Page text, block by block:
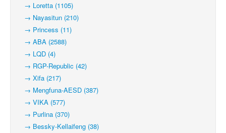
→ Loretta (1105)
→ Nayasitun (210)
→ Princess (11)
→ ABA (2588)
→ LQD (4)
→ RGP-Republic (42)
→ Xifa (217)
→ Mengfuna-AESD (387)
→ VIKA (577)
→ Purlina (370)
→ Bessky-Kellaifeng (38)